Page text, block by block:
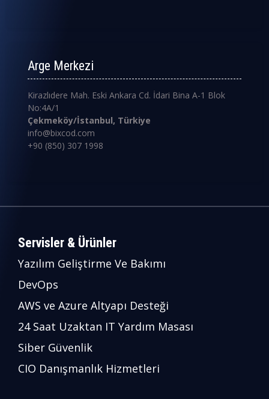
Arge Merkezi
Kirazlıdere Mah. Eski Ankara Cd. İdari Bina A-1 Blok
No:4A/1
Çekmeköy/İstanbul, Türkiye
info@bixcod.com
+90 (850) 307 1998
Servisler & Ürünler
Yazılım Geliştirme Ve Bakımı
DevOps
AWS ve Azure Altyapı Desteği
24 Saat Uzaktan IT Yardım Masası
Siber Güvenlik
CIO Danışmanlık Hizmetleri